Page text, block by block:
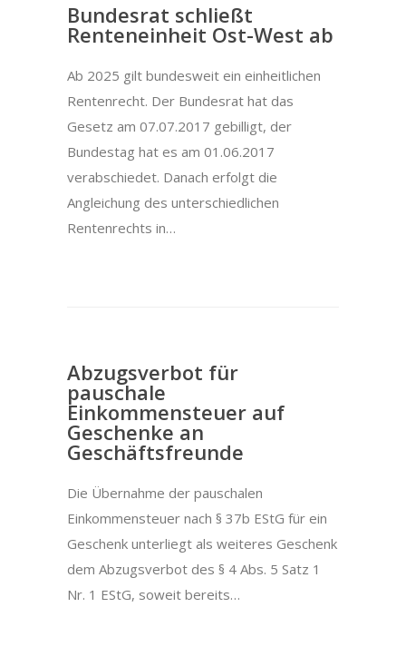
Bundesrat schließt
Renteneinheit Ost-West ab
Ab 2025 gilt bundesweit ein einheitlichen
Rentenrecht. Der Bundesrat hat das
Gesetz am 07.07.2017 gebilligt, der
Bundestag hat es am 01.06.2017
verabschiedet. Danach erfolgt die
Angleichung des unterschiedlichen
Rentenrechts in…
Abzugsverbot für
pauschale
Einkommensteuer auf
Geschenke an
Geschäftsfreunde
Die Übernahme der pauschalen
Einkommensteuer nach § 37b EStG für ein
Geschenk unterliegt als weiteres Geschenk
dem Abzugsverbot des § 4 Abs. 5 Satz 1
Nr. 1 EStG, soweit bereits…